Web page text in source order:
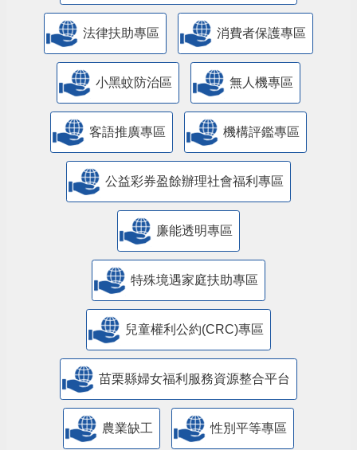
法律扶助專區 消費者保護專區
小黑蚊防治區 無人機專區
客語推廣專區 機構評鑑專區
公益彩券盈餘辦理社會福利專區
廉能透明專區
特殊境遇家庭扶助專區
兒童權利公約(CRC)專區
苗栗縣婦女福利服務資源整合平台
農業缺工 性別平等專區